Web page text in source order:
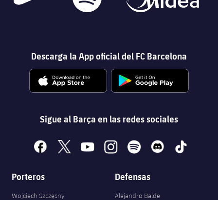
Descarga la App oficial del FC Barcelona
Sigue al Barça en las redes sociales
facebook
x youtubeinstagramspotify discord tiktok
Porteros
Wojciech Szczęsny
Defensas
Alejandro Balde